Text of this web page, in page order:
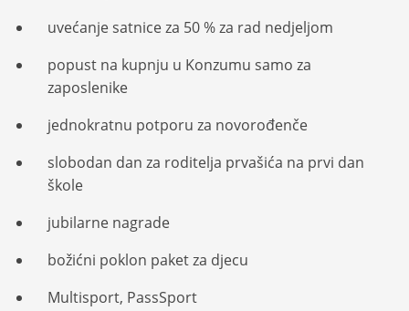
uvećanje satnice za 50 % za rad nedjeljom
popust na kupnju u Konzumu samo za
zaposlenike
jednokratnu potporu za novorođenče
slobodan dan za roditelja prvašića na prvi dan
škole
jubilarne nagrade
božićni poklon paket za djecu
Multisport, PassSport